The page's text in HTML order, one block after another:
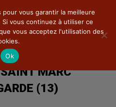
SAINT MARC
(13)
vous garantir la meilleure
vous continuez à utiliser ce
vous acceptez l'utilisation des
Ok